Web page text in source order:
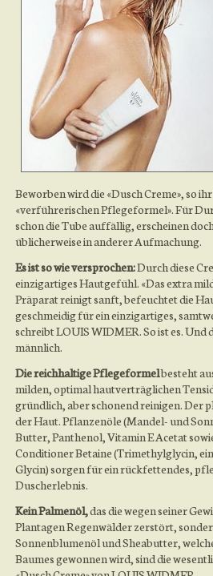
Beworben wird die «Dusch Creme», so
«verführerischen Pflegeformel». Für
schon die Tube auffällig, erscheinen
üblicherweise in anderer Aufmachung.
Es ist so wie versprochen:Durch diese
einzigartiges Hautgefühl. «Das extra
Präparat reinigt sanft, befeuchtet die
geschmeidig für ein einzigartiges,
schreibt LOUIS WIDMER. So ist es. Und
männlich.
Die reichhaltige Pflegeformelbesteht
milden, optimal hautverträglichen
gründlich, aber schonend reinigen. Der
der Haut. Pflanzenöle (Mandel- und
Butter, Panthenol, Vitamin E Acetat
Conditioner Betaine (Trimethylglycin,
Glycin) sorgen für ein rückfettendes,
Duscherlebnis.
Kein Palmenöl,das die wegen seiner
Plantagen Regenwälder zerstört,
Sonnenblumenöl und Sheabutter,
Baumes gewonnen wird, sind die